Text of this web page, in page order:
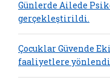
Günlerde Ailede
gerçekleştirildi.
Çocuklar Güvende
faaliyetlere